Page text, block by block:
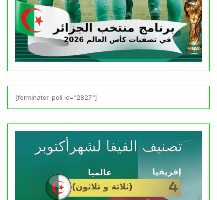
[forminator_poll id="2827"]